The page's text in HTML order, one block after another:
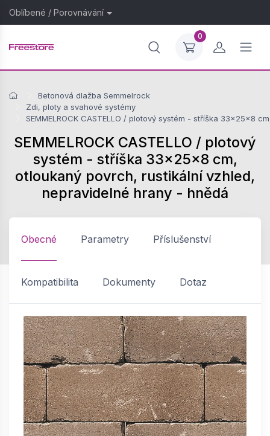
Oblíbené / Porovnávání
0
Betonová dlažba Semmelrock
Zdi, ploty a svahové systémy
SEMMELROCK CASTELLO / plotový systém - stříška 33x25x8
SEMMELROCK CASTELLO / plotový
systém - stříška 33x25x8 cm,
otloukaný povrch, rustikální vzhled,
nepravidelné hrany - hnědá
Obecné Parametry Příslušenství
Kompatibilita Dokumenty Dotaz